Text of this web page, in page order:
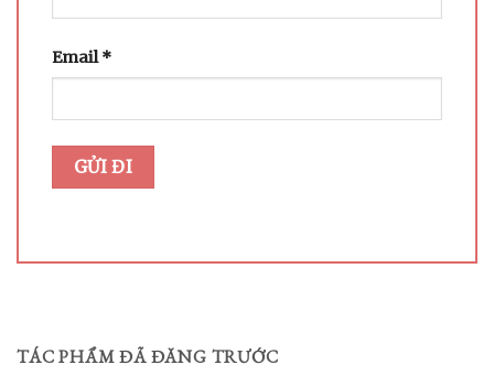
Email*
TÁC PHẨM ĐÃ ĐĂNG TRƯỚC